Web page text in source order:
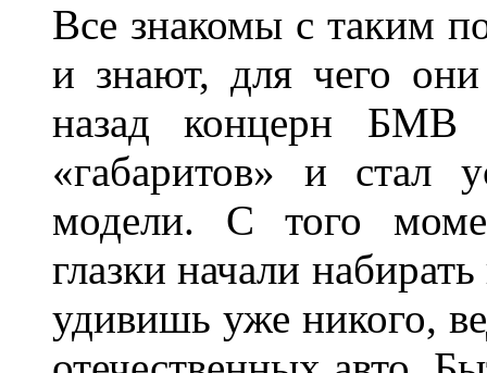
Все знакомы с таким
и знают, для чего
назад концерн БМВ
«габаритов» и стал
модели. С того
глазки начали
удивишь уже никого,